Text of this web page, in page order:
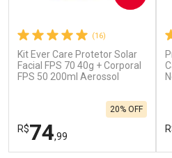
Por R$ 69,90/cada
Comprar sem Desconto
(16)
Kit Ever Care Protetor Solar
Facial FPS 70 40g + Corporal
FPS 50 200ml Aerossol
R$74,99
20% OFF